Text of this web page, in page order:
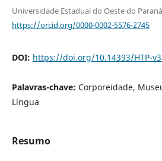
Universidade Estadual do Oeste do
https://orcid.org/0000-0002-5576-2745
DOI: https://doi.org/10.14393/HTP-
Palavras-chave: Corporeidade,
Língua
Resumo